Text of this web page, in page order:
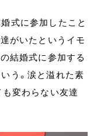
式に参加したこと
がいたというイモ
結婚式に参加する
う。涙と溢れた素
変わらない友達